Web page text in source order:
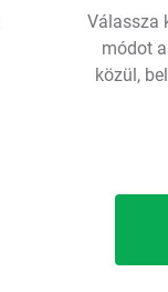
Válassza
módot
közül,